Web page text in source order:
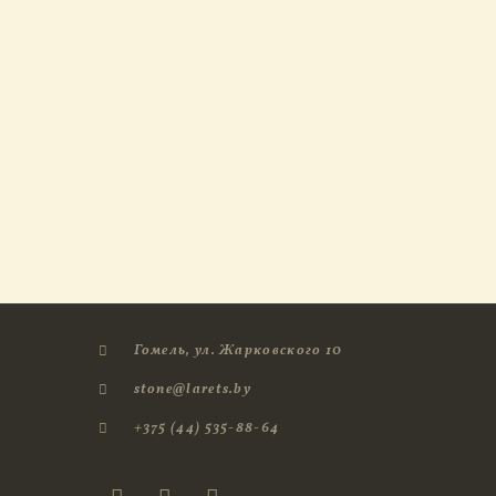
Гомель, ул. Жарковского 10
stone@larets.by
+375 (44) 535-88-64